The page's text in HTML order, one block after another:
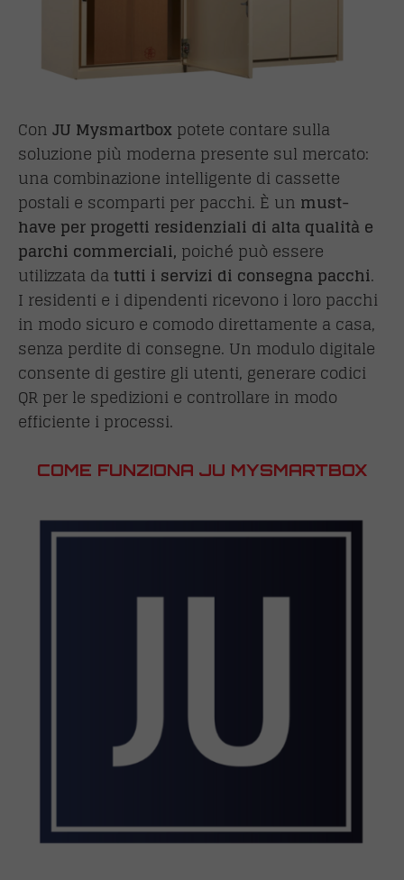
ConJU Mysmartboxpotete contare sulla
soluzione più moderna presente sul mercato:
una combinazione intelligente di cassette
postali e scomparti per pacchi. È un must-
have per progetti residenziali di alta qualità e
parchi commerciali, poiché può essere
utilizzata datutti i servizi di consegna pacchi.
I residenti e i dipendenti ricevono i loro pacchi
in modo sicuro e comodo direttamente a casa,
senza perdite di consegne. Un modulo digitale
consente di gestire gli utenti, generare codici
QR per le spedizioni e controllare in modo
efficiente i processi.
COME FUNZIONA JU MYSMARTBOX